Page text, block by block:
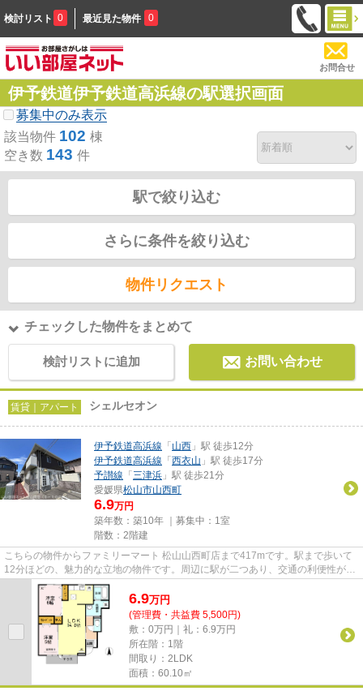
検討リスト 0 最近見た物件 0
お問合せ
伊予鉄道伊予鉄道高浜線の駅選択画面
募集中のみ表示
該当物件 102 棟
空き数 143 件
駅で絞り込む
さらに条件を絞り込む
物件リクエスト
チェックした物件をまとめて
検討リストに追加 お問い合わせ
賃貸｜アパート シェルセオン
伊予鉄道高浜線 「 山西 」駅 徒歩12分
伊予鉄道高浜線 「 西衣山 」駅 徒歩17分
予讃線 「 三津浜 」駅 徒歩21分
愛媛県松山市山西町
6.9万円
築年数：築10年 ｜募集中： 1室
階数：2階建
こちらの物件からファミリーマート 松山山西町店まで417mです。駅まで歩いて
12分ほどの、魅力的な立地の物件です。周辺に駅が二つあり、交通の利便性が高
いです。今や必需品ともなった...
6.9万円
(管理費・共益費 5,500円)
敷：0万円｜礼：6.9万円
所在階：1階
間取り：2LDK
面積：60.10㎡